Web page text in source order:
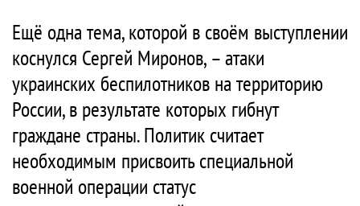
Ещё одна тема, которой в своём выступлении
коснулся Сергей Миронов, – атаки
украинских беспилотников на территорию
России, в результате которых гибнут
граждане страны. Политик считает
необходимым присвоить специальной
военной операции статус